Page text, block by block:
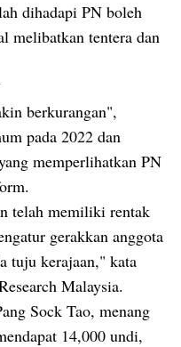
dihadapi PN boleh
melibatkan tentera dan
berkurangan",
pada 2022 dan
memperlihatkan PN
telah memiliki rentak
gerakkan anggota
tuju kerajaan," kata
Malaysia.
Sock Tao, menang
14,000 undi,